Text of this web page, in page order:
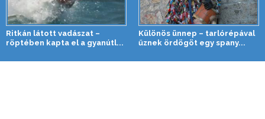
Ritkán látott vadászat –
röptében kapta el a gyanútl...
Különös ünnep – tarlórépával
űznek ördögöt egy spany...